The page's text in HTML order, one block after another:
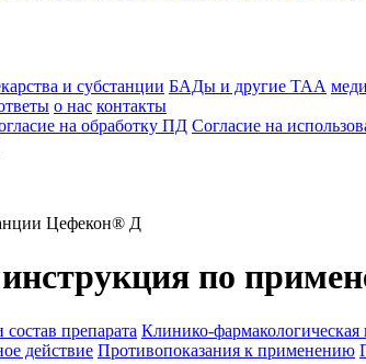
и субстанции БАДы и другие ТАА
о нас контакты
на обработку ПД Согласие на
Цефекон® Д
по
препарата Клинико-фармакологическая
действие Противопоказания к применению